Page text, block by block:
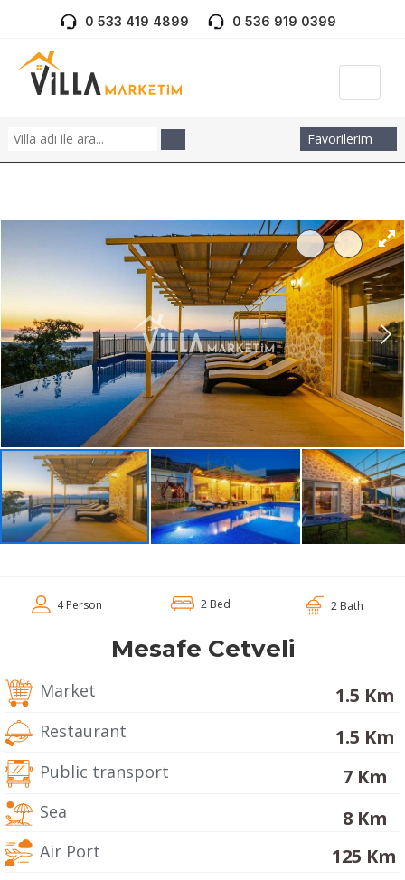
0 533 419 4899 0 536 919 0399
Favorilerim
4 Person 2 Bed 2 Bath
Mesafe Cetveli
Market 1.5 Km
Restaurant 1.5 Km
Public transport 7 Km
Sea 8 Km
Air Port 125 Km